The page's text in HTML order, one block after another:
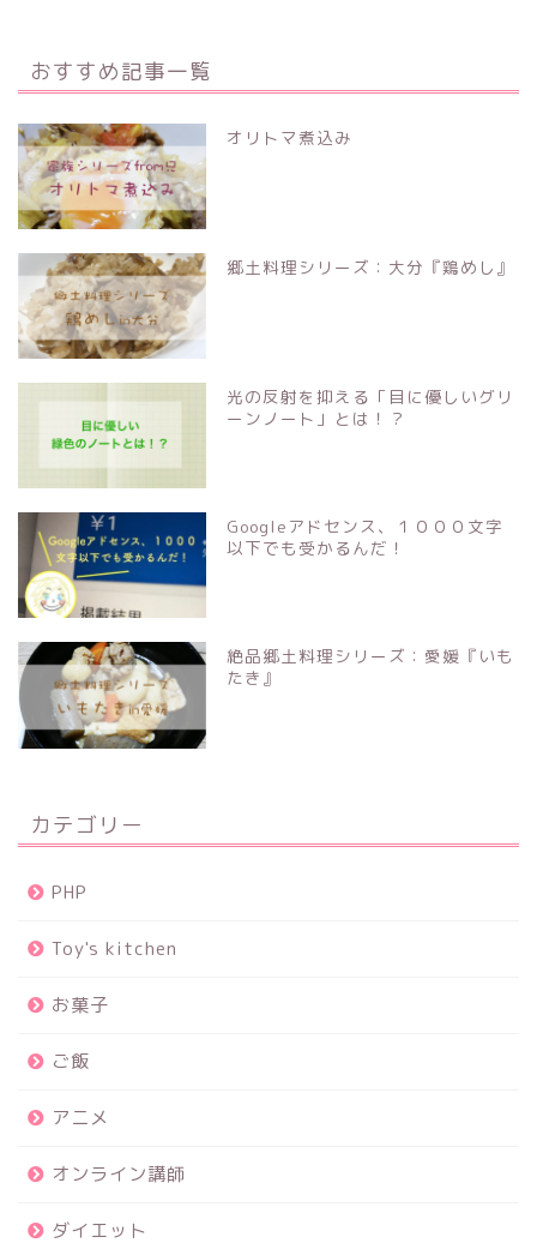
おすすめ記事一覧
オリトマ煮込み
郷土料理シリーズ：大分『鶏めし』
光の反射を抑える「目に優しいグリ
ーンノート」とは！？
Googleアドセンス、１０００文字
以下でも受かるんだ！
絶品郷土料理シリーズ：愛媛『いも
たき』
カテゴリー
PHP
Toy's kitchen
お菓子
ご飯
アニメ
オンライン講師
ダイエット